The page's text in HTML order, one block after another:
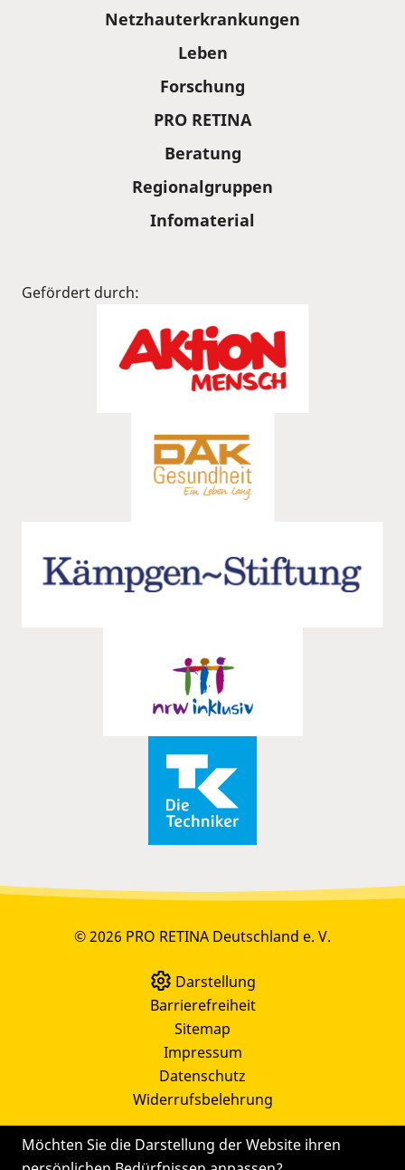
Möchten Sie die Darstellung der Website ihren
Netzhauterkrankungen
Leben
Forschung
PRO RETINA
Beratung
Regionalgruppen
Infomaterial
Gefördert durch:
© 2026 PRO RETINA Deutschland e. V.
Darstellung
Barrierefreiheit
Sitemap
Impressum
Datenschutz
Widerrufsbelehrung